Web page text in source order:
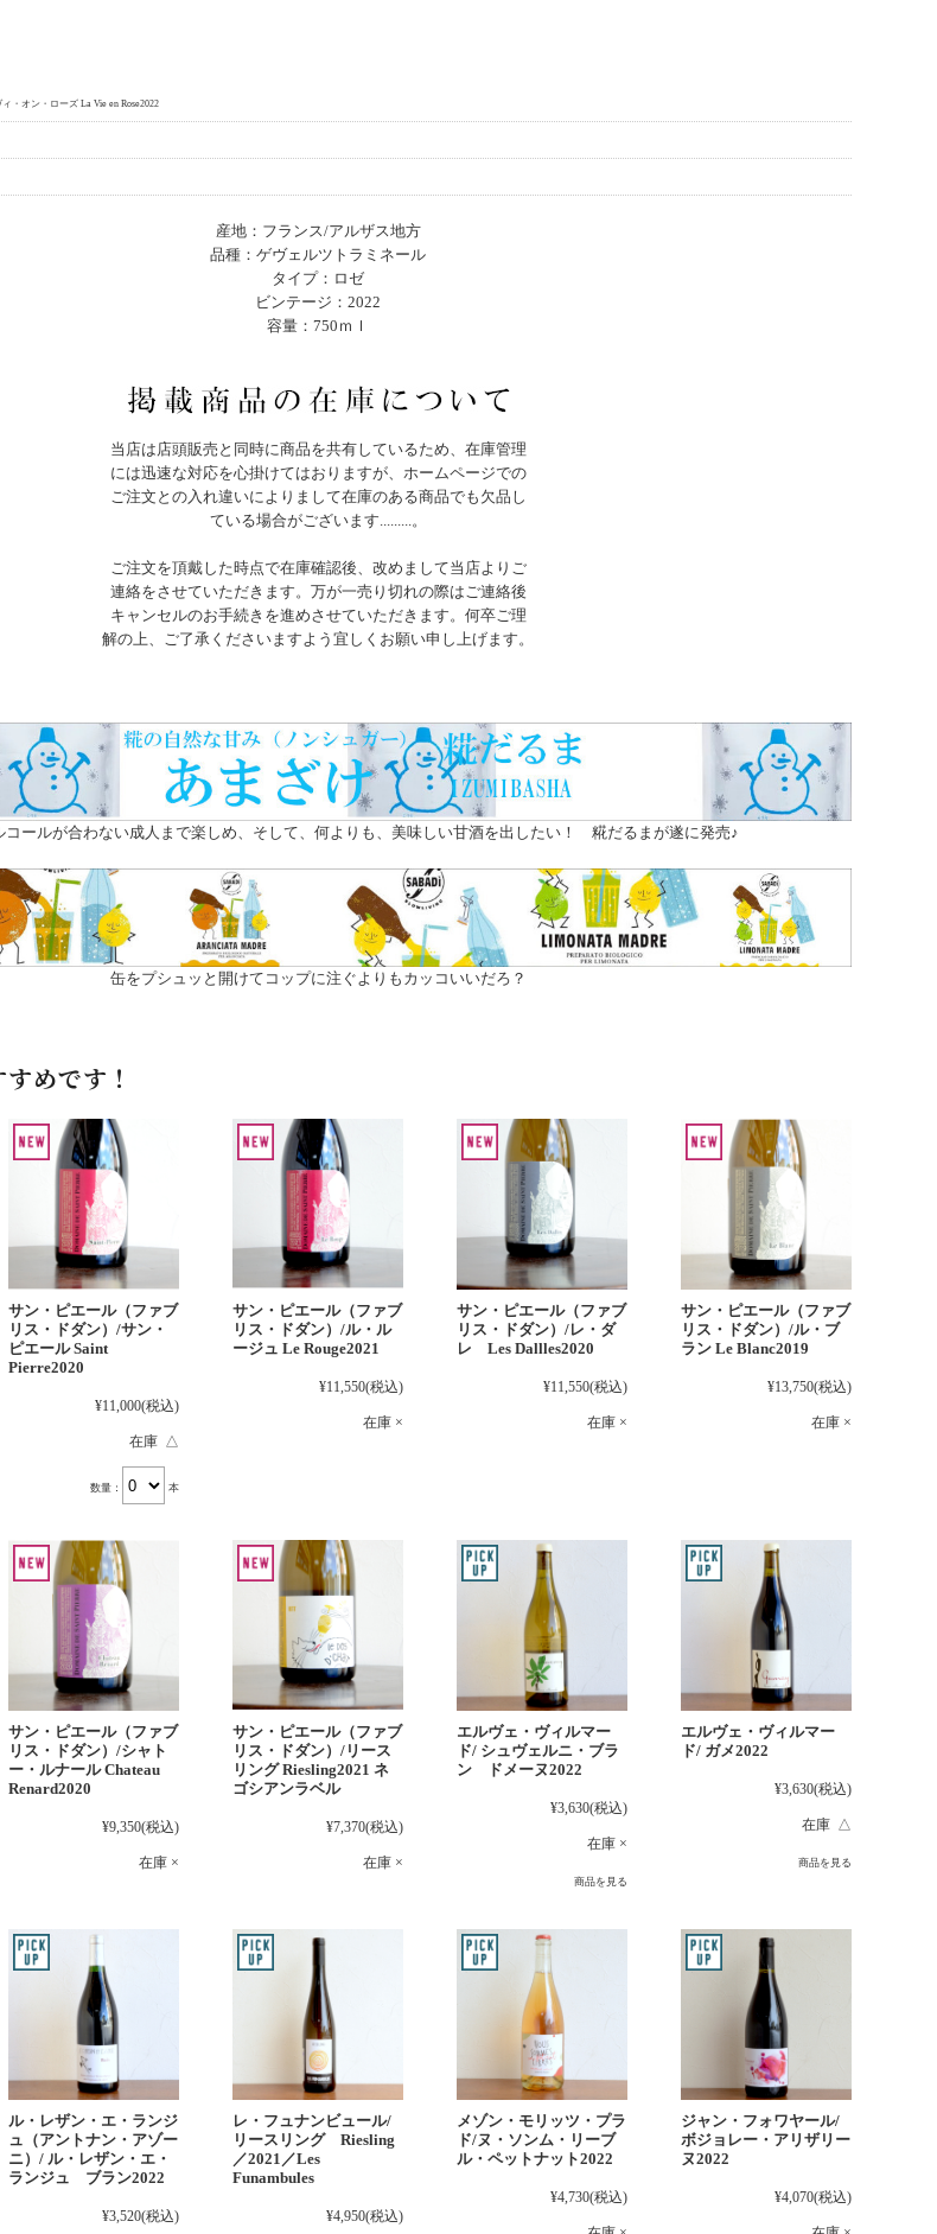
・オン・ローズ La Vie en Rose2022
産地：フランス/アルザス地方
品種：ゲヴェルツトラミネール
タイプ：ロゼ
ビンテージ：2022
容量：750ｍｌ
当店は店頭販売と同時に商品を共有しているため、在庫管理
には迅速な対応を心掛けてはおりますが、ホームページでの
ご注文との入れ違いによりまして在庫のある商品でも欠品し
ている場合がございます.........。
ご注文を頂戴した時点で在庫確認後、改めまして当店よりご
連絡をさせていただきます。万が一売り切れの際はご連絡後
キャンセルのお手続きを進めさせていただきます。何卒ご理
解の上、ご了承くださいますよう宜しくお願い申し上げます。
コールが合わない成人まで楽しめ、そして、何よりも、美味しい甘酒を出したい！ 糀だるまが遂に発売♪
缶をプシュッと開けてコップに注ぐよりもカッコいいだろ？
めです！
サン・ピエール（ファブ
リス・ドダン）/サン・
ピエール Saint
Pierre2020
¥11,000(税込)
在庫 △
数量： 本
サン・ピエール（ファブ
リス・ドダン）/ル・ル
ージュ Le Rouge2021
¥11,550(税込)
在庫 ×
サン・ピエール（ファブ
リス・ドダン）/レ・ダ
レ Les Dallles2020
¥11,550(税込)
在庫 ×
サン・ピエール（ファブ
リス・ドダン）/ル・ブ
ラン Le Blanc2019
¥13,750(税込)
在庫 ×
サン・ピエール（ファブ
リス・ドダン）/シャト
ー・ルナール Chateau
Renard2020
¥9,350(税込)
在庫 ×
サン・ピエール（ファブ
リス・ドダン）/リース
リング Riesling2021 ネ
ゴシアンラベル
¥7,370(税込)
在庫 ×
エルヴェ・ヴィルマー
ド/ シュヴェルニ・ブラ
ン ドメーヌ2022
¥3,630(税込)
在庫 ×
商品を見る
エルヴェ・ヴィルマー
ド/ ガメ2022
¥3,630(税込)
在庫 △
商品を見る
ル・レザン・エ・ランジ
ュ（アントナン・アゾー
ニ）/ ル・レザン・エ・
ランジュ ブラン2022
¥3,520(税込)
レ・フュナンビュール/
リースリング Riesling
／2021／Les
Funambules
¥4,950(税込)
メゾン・モリッツ・プラ
ド/ヌ・ソンム・リーブ
ル・ペットナット2022
¥4,730(税込)
ジャン・フォワヤール/
ボジョレー・アリザリー
ヌ2022
¥4,070(税込)